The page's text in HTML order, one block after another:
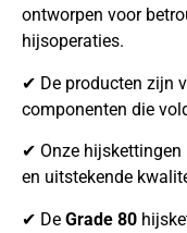
ontworpen voor
hijsoperaties.
✔ De producten zijn
componenten die
✔ Onze
en uitstekende
✔ De Grade 80